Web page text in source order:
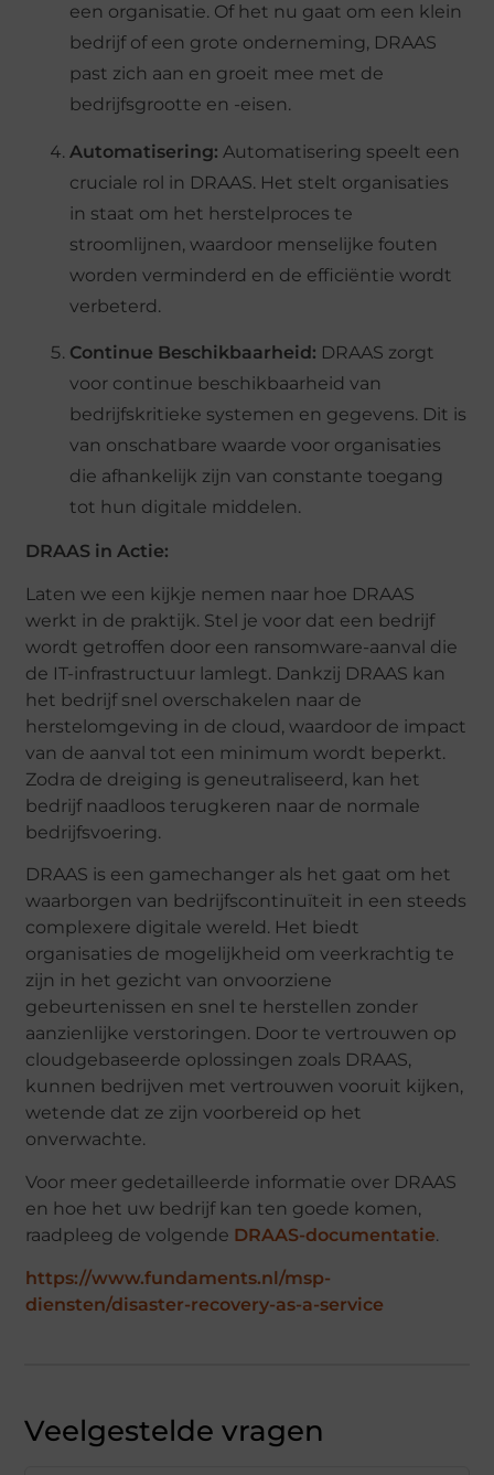
een organisatie. Of het nu gaat om een klein
bedrijf of een grote onderneming, DRAAS
past zich aan en groeit mee met de
bedrijfsgrootte en -eisen.
Automatisering: Automatisering speelt een
cruciale rol in DRAAS. Het stelt organisaties
in staat om het herstelproces te
stroomlijnen, waardoor menselijke fouten
worden verminderd en de efficiëntie wordt
verbeterd.
Continue Beschikbaarheid: DRAAS zorgt
voor continue beschikbaarheid van
bedrijfskritieke systemen en gegevens. Dit is
van onschatbare waarde voor organisaties
die afhankelijk zijn van constante toegang
tot hun digitale middelen.
DRAAS in Actie:
Laten we een kijkje nemen naar hoe DRAAS
werkt in de praktijk. Stel je voor dat een bedrijf
wordt getroffen door een ransomware-aanval die
de IT-infrastructuur lamlegt. Dankzij DRAAS kan
het bedrijf snel overschakelen naar de
herstelomgeving in de cloud, waardoor de impact
van de aanval tot een minimum wordt beperkt.
Zodra de dreiging is geneutraliseerd, kan het
bedrijf naadloos terugkeren naar de normale
bedrijfsvoering.
DRAAS is een gamechanger als het gaat om het
waarborgen van bedrijfscontinuïteit in een steeds
complexere digitale wereld. Het biedt
organisaties de mogelijkheid om veerkrachtig te
zijn in het gezicht van onvoorziene
gebeurtenissen en snel te herstellen zonder
aanzienlijke verstoringen. Door te vertrouwen op
cloudgebaseerde oplossingen zoals DRAAS,
kunnen bedrijven met vertrouwen vooruit kijken,
wetende dat ze zijn voorbereid op het
onverwachte.
Voor meer gedetailleerde informatie over DRAAS
en hoe het uw bedrijf kan ten goede komen,
raadpleeg de volgende DRAAS-documentatie.
https://www.fundaments.nl/msp-
diensten/disaster-recovery-as-a-service
Veelgestelde vragen